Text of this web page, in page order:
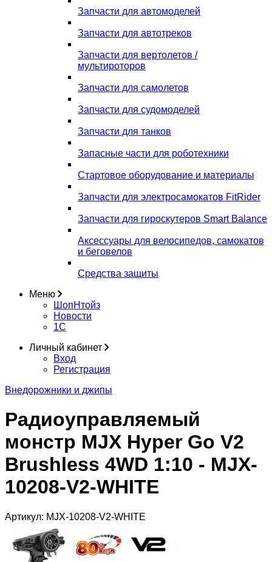
Запчасти для автомоделей
Запчасти для автотреков
Запчасти для вертолетов /
мультироторов
Запчасти для самолетов
Запчасти для судомоделей
Запчасти для танков
Запасные части для роботехники
Стартовое оборудование и материалы
Запчасти для электросамокатов FitRider
Запчасти для гироскутеров Smart Balance
Аксессуары для велосипедов, самокатов
и беговелов
Средства защиты
Меню
ШопНтойз
Новости
1C
Личный кабинет
Вход
Регистрация
Внедорожники и джипы
Радиоуправляемый
монстр MJX Hyper Go V2
Brushless 4WD 1:10 - MJX-
10208-V2-WHITE
Артикул: MJX-10208-V2-WHITE